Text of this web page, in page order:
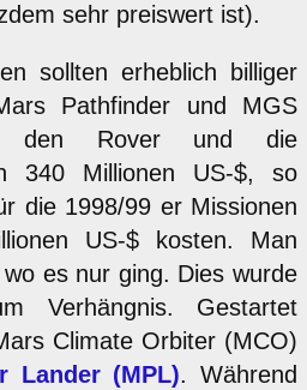
sehr preiswert ist).
sollten erheblich billiger
Pathfinder und MGS
den Rover und die
340 Millionen US-$, so
die 1998/99 er Missionen
US-$ kosten. Man
es nur ging. Dies wurde
Verhängnis. Gestartet
Climate Orbiter (MCO)
Lander (MPL). Während